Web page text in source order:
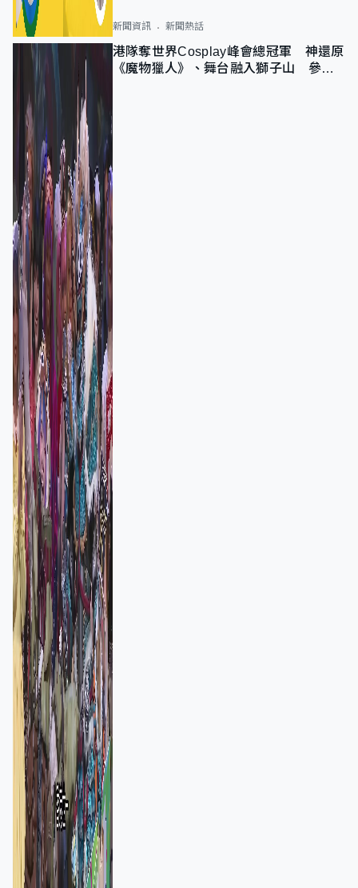
新聞資訊 新聞熱話
港隊奪世界Cosplay峰會總冠軍 神還原
《魔物獵人》、舞台融入獅子山 參賽